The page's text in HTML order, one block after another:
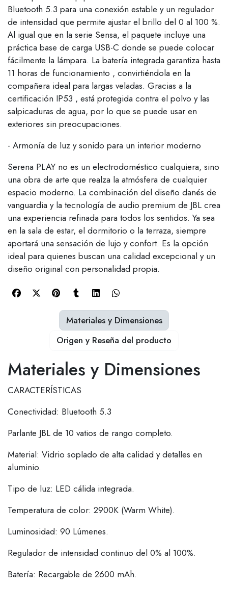
Bluetooth 5.3 para una conexión estable y un regulador
de intensidad que permite ajustar el brillo del 0 al 100 %.
Al igual que en la serie Sensa, el paquete incluye una
práctica base de carga USB-C donde se puede colocar
fácilmente la lámpara. La batería integrada garantiza hasta
11 horas de funcionamiento , convirtiéndola en la
compañera ideal para largas veladas. Gracias a la
certificación IP53 , está protegida contra el polvo y las
salpicaduras de agua, por lo que se puede usar en
exteriores sin preocupaciones.
- Armonía de luz y sonido para un interior moderno
Serena PLAY no es un electrodoméstico cualquiera, sino
una obra de arte que realza la atmósfera de cualquier
espacio moderno. La combinación del diseño danés de
vanguardia y la tecnología de audio premium de JBL crea
una experiencia refinada para todos los sentidos. Ya sea
en la sala de estar, el dormitorio o la terraza, siempre
aportará una sensación de lujo y confort. Es la opción
ideal para quienes buscan una calidad excepcional y un
diseño original con personalidad propia.
Materiales y Dimensiones
CARACTERÍSTICAS
Conectividad: Bluetooth 5.3
Parlante JBL de 10 vatios de rango completo.
Material: Vidrio soplado de alta calidad y detalles en
aluminio.
Tipo de luz: LED cálida integrada.
Temperatura de color: 2900K (Warm White).
Luminosidad: 90 Lúmenes.
Regulador de intensidad continuo del 0% al 100%.
Batería: Recargable de 2600 mAh.
Materiales y Dimensiones
Origen y Reseña del producto